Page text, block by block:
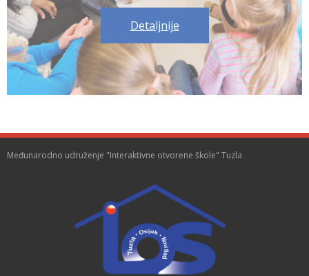
Detaljnije
Međunarodno udruženje "Interaktivne otvorene škole" Tuzla